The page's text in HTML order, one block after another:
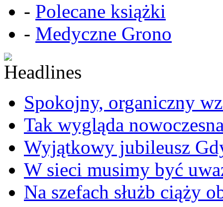
- Polecane książki
- Medyczne Grono
Spokojny, organiczny
Tak wygląda
Wyjątkowy jubileusz
W sieci musimy być
Na szefach służb ciąży